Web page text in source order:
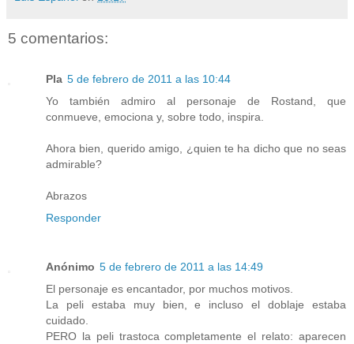
5 comentarios:
Pla 5 de febrero de 2011 a las 10:44
Yo también admiro al personaje de Rostand, que
conmueve, emociona y, sobre todo, inspira.
Ahora bien, querido amigo, ¿quien te ha dicho que no seas
admirable?
Abrazos
Responder
Anónimo 5 de febrero de 2011 a las 14:49
El personaje es encantador, por muchos motivos.
La peli estaba muy bien, e incluso el doblaje estaba
cuidado.
PERO la peli trastoca completamente el relato: aparecen